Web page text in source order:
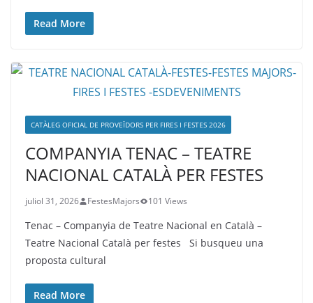
Read More
CATÀLEG OFICIAL DE PROVEÏDORS PER FIRES I FESTES 2026
COMPANYIA TENAC – TEATRE
NACIONAL CATALÀ PER FESTES
juliol 31, 2026 FestesMajors 101 Views
Tenac – Companyia de Teatre Nacional en Català –
Teatre Nacional Català per festes Si busqueu una
proposta cultural
Read More